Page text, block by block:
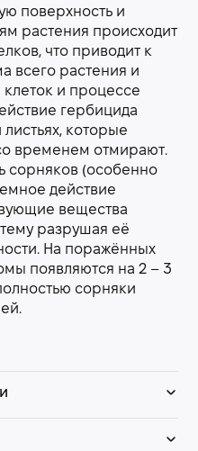
поверхность и
растения происходит
что приводит к
всего растения и
и процессе
гербицида
которые
временем отмирают.
сорняков (особенно
действие
вещества
разрушая её
На поражённых
появляются на 2 – 3
сорняки